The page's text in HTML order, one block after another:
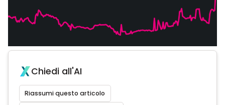
Chiedi all'AI
Riassumi questo articolo